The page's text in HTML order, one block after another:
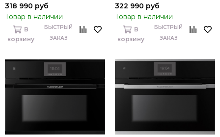
318 990 руб
Товар в наличии
В
корзину
БЫСТРЫЙ
ЗАКАЗ
322 990 руб
Товар в наличии
В
корзину
БЫСТРЫЙ
ЗАКАЗ